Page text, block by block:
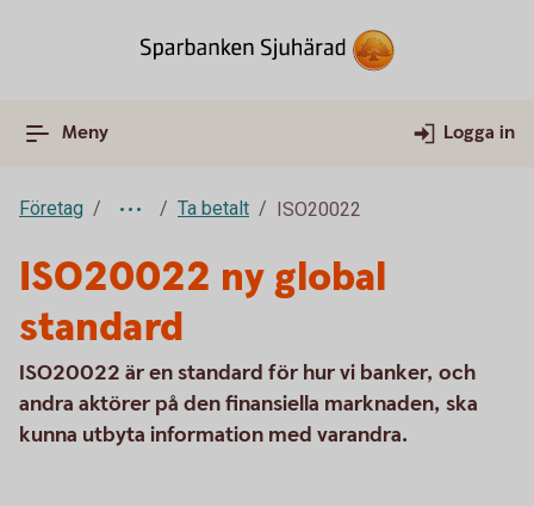
Meny Logga in
Företag Ta betalt ISO20022
ISO20022 ny global
standard
ISO20022 är en standard för hur vi banker, och
andra aktörer på den finansiella marknaden, ska
kunna utbyta information med varandra.